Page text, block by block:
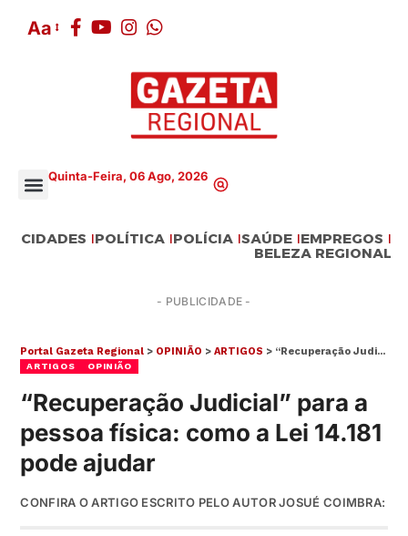
Aa
Quinta-Feira, 06 Ago, 2026
CIDADES POLÍTICA POLÍCIA SAÚDE EMPREGOS
BELEZA REGIONAL
- PUBLICIDADE -
Portal Gazeta Regional > OPINIÃO >ARTIGOS > “Recuperação Judicial” para a pessoa física: como a Lei 14.181 pode ajudar
ARTIGOS OPINIÃO
“Recuperação Judicial” para a
pessoa física: como a Lei 14.181
pode ajudar
CONFIRA O ARTIGO ESCRITO PELO AUTOR JOSUÉ COIMBRA: